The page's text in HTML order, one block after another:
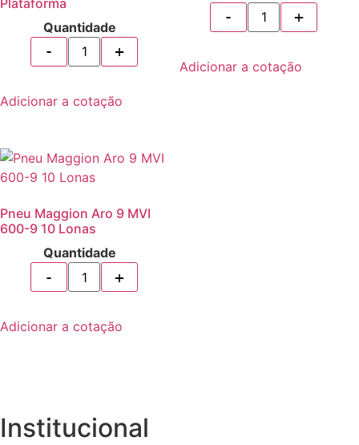
Quantidade
Adicionar a cotação
Adicionar a cotação
Pneu Maggion Aro 9 MVI
600-9 10 Lonas
Quantidade
Adicionar a cotação
Institucional